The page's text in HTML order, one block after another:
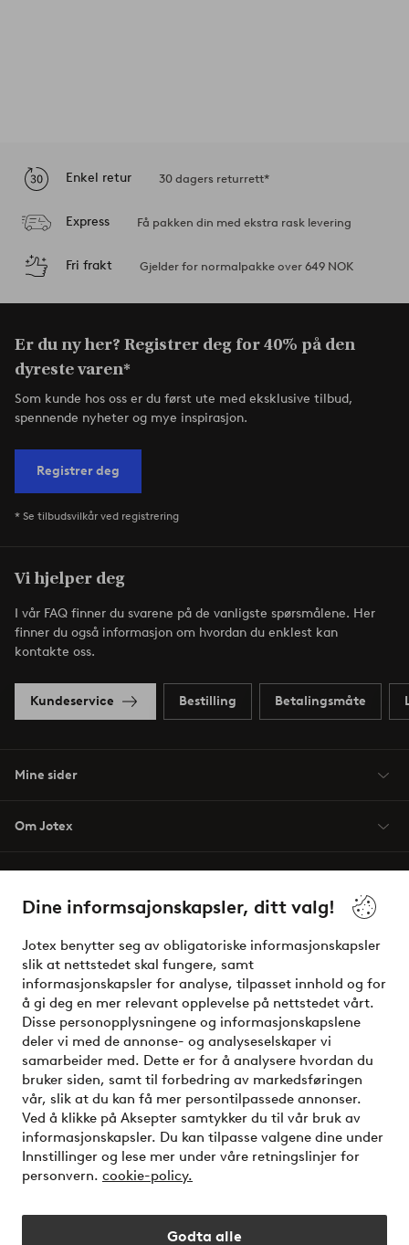
Dine informsajonskapsler, ditt valg!
Jotex benytter seg av obligatoriske informasjonskapsler
slik at nettstedet skal fungere, samt
informasjonskapsler for analyse, tilpasset innhold og for
å gi deg en mer relevant opplevelse på nettstedet vårt.
Disse personopplysningene og informasjonskapslene
deler vi med de annonse- og analyseselskaper vi
samarbeider med. Dette er for å analysere hvordan du
bruker siden, samt til forbedring av markedsføringen
vår, slik at du kan få mer persontilpassede annonser.
Ved å klikke på Aksepter samtykker du til vår bruk av
informasjonskapsler. Du kan tilpasse valgene dine under
Innstillinger og lese mer under våre retningslinjer for
personvern. cookie-policy.
Godta alle
Enkel retur 30 dagers returrett*
Express Få pakken din med ekstra rask levering
Fri frakt Gjelder for normalpakke over 649 NOK
Er du ny her? Registrer deg for 40% på den
dyreste varen*
Som kunde hos oss er du først ute med eksklusive tilbud,
spennende nyheter og mye inspirasjon.
Registrer deg
* Se tilbudsvilkår ved registrering
Vi hjelper deg
I vår FAQ finner du svarene på de vanligste spørsmålene. Her
finner du også informasjon om hvordan du enklest kan
kontakte oss.
Kundeservice Bestilling Betalingsmåte
Mine sider
Om Jotex
Venner
Sikre betalinger - Betal direkte eller del opp
Vil du vite mer om våre betalingsalternativer?
elpy